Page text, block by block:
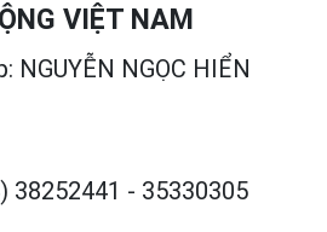
VIỆT NAM
NGUYỄN NGỌC HIỂN
38252441 - 35330305